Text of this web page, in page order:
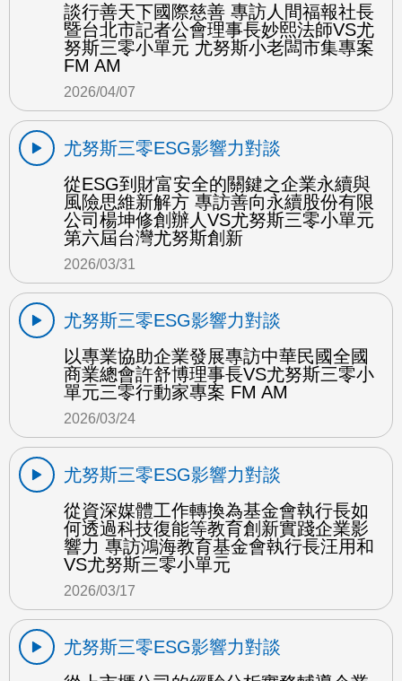
談行善天下國際慈善 專訪人間福報社長
暨台北市記者公會理事長妙熙法師VS尤
努斯三零小單元 尤努斯小老闆市集專案
FM AM
2026/04/07
尤努斯三零ESG影響力對談
從ESG到財富安全的關鍵之企業永續與
風險思維新解方 專訪善向永續股份有限
公司楊坤修創辦人VS尤努斯三零小單元
第六屆台灣尤努斯創新
2026/03/31
尤努斯三零ESG影響力對談
以專業協助企業發展專訪中華民國全國
商業總會許舒博理事長VS尤努斯三零小
單元三零行動家專案 FM AM
2026/03/24
尤努斯三零ESG影響力對談
從資深媒體工作轉換為基金會執行長如
何透過科技復能等教育創新實踐企業影
響力 專訪鴻海教育基金會執行長汪用和
VS尤努斯三零小單元
2026/03/17
尤努斯三零ESG影響力對談